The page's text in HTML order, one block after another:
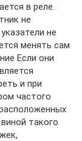
в реле.
не
не
менять сам
Если они
и при
частого
такого